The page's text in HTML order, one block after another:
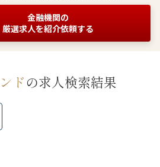
金融機関の
厳選求人を紹介依頼する
ドの求人検索結果